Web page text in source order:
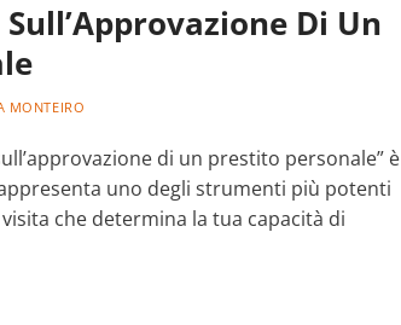
Di Un
MONTEIRO
di un prestito personale” è
uno degli strumenti più potenti
che determina la tua capacità di